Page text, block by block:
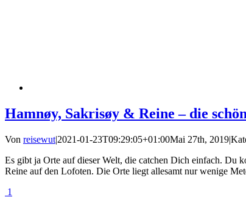
Hamnøy, Sakrisøy & Reine – die
Von reisewut|2021-01-23T09:29:05+01:00Mai 27th, 2019|
Es gibt ja Orte auf dieser Welt, die catchen Dich einfach. Du
Reine auf den Lofoten. Die Orte liegt allesamt nur wenige
1